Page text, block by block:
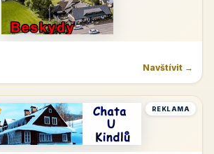
Navštívit →
REKLAMA